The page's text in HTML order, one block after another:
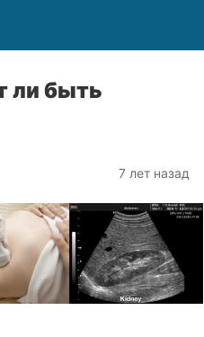
ли быть
7 лет назад